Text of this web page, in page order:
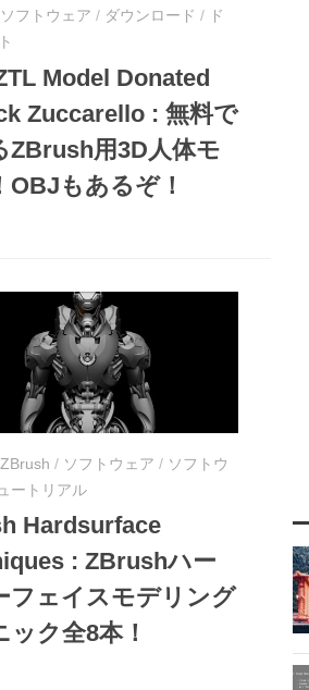
ソフトウェア / ダウンロード / ド
Model Donated
Zuccarello : 無料で
ZBrush用3D人体モ
OBJもあるぞ！
ZBrush / ソフトウェア / ソフトウ
ートリアル
Hardsurface
: ZBrushハー
フェイスモデリング
ック全8本！